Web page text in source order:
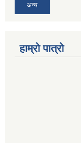
अन्य
हाम्रो पात्रो